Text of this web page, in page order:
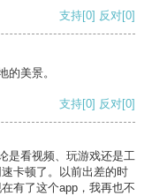
支持[0] 反对[0]
的美景。
支持[0] 反对[0]
是看视频、玩游戏还是工
卡顿了。以前出差的时
有了这个app，我再也不